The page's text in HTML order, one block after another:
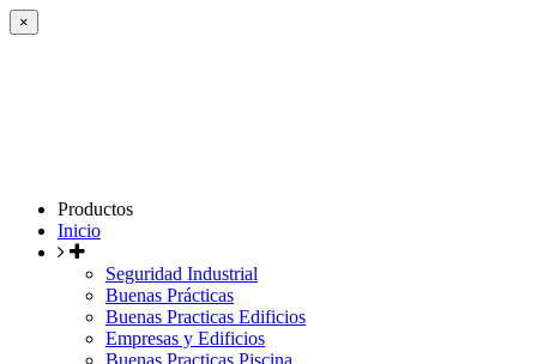
×
Productos
Inicio
Seguridad Industrial
Buenas Prácticas
Buenas Practicas Edificios
Empresas y Edificios